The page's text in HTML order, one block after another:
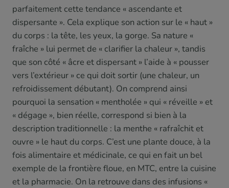
parfaitement cette tendance « ascendante et
dispersante ». Cela explique son action sur le « haut »
du corps : la tête, les yeux, la gorge. Sa nature «
fraîche » lui permet de « clarifier la chaleur », tandis
que son côté « âcre et dispersant » l’aide à « pousser
vers l’extérieur » ce qui doit sortir (une chaleur, un
refroidissement débutant). On comprend ainsi
pourquoi la sensation « mentholée » qui « réveille » et
« dégage », bien réelle, correspond si bien à la
description traditionnelle : la menthe « rafraîchit et
ouvre » le haut du corps. C’est une plante douce, à la
fois alimentaire et médicinale, ce qui en fait un bel
exemple de la frontière floue, en MTC, entre la cuisine
et la pharmacie. On la retrouve dans des infusions «